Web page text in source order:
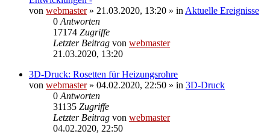
von webmaster» 21.03.2020, 13:20 » in Aktuelle Ereignisse
0 Antworten
17174 Zugriffe
Letzter Beitrag von webmaster
21.03.2020, 13:20
3D-Druck: Rosetten für Heizungsrohre
von webmaster» 04.02.2020, 22:50 » in 3D-Druck
0 Antworten
31135 Zugriffe
Letzter Beitrag von webmaster
04.02.2020, 22:50